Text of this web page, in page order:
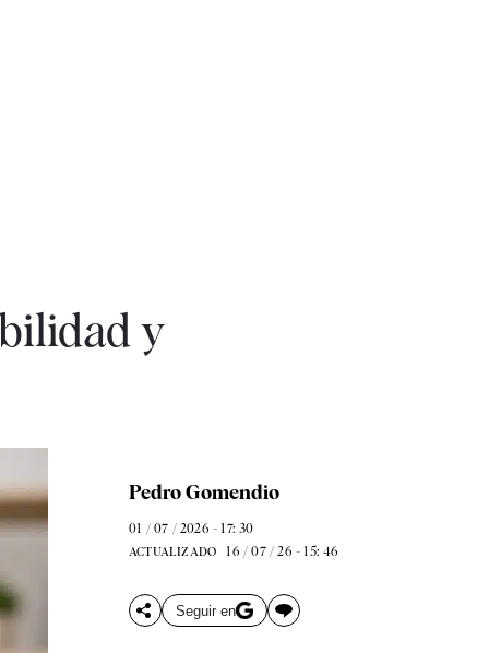
y
Pedro Gomendio
01 / 07 / 2026 - 17: 30
ACTUALIZADO 16 / 07 / 26 - 15: 46
Seguir en